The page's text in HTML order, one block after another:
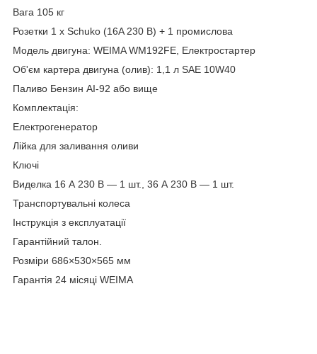
Вага 105 кг
Розетки 1 х Schuko (16A 230 B) + 1 промислова
Модель двигуна: WEIMA WM192FЕ, Електростартер
Об'єм картера двигуна (олив): 1,1 л SAE 10W40
Паливо Бензин АІ-92 або вище
Комплектація:
Електрогенератор
Лійка для заливання оливи
Ключі
Виделка 16 А 230 В — 1 шт., 36 А 230 В — 1 шт.
Транспортувальні колеса
Інструкція з експлуатації
Гарантійний талон.
Розміри 686×530×565 мм
Гарантія 24 місяці WEIMA